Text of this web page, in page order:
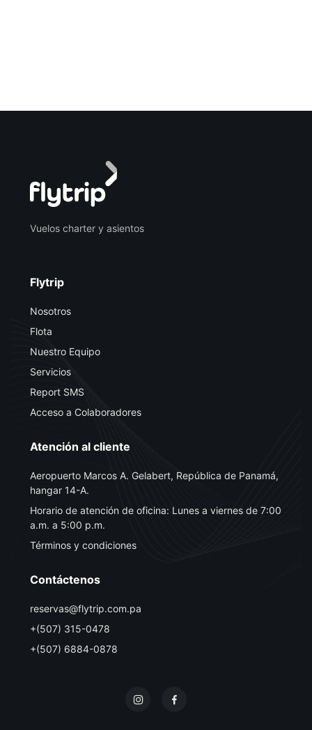
Vuelos charter y asientos
Flytrip
Nosotros
Flota
Nuestro Equipo
Servicios
Report SMS
Acceso a Colaboradores
Atención al cliente
Aeropuerto Marcos A. Gelabert, República de Panamá,
hangar 14-A.
Horario de atención de oficina: Lunes a viernes de 7:00
a.m. a 5:00 p.m.
Términos y condiciones
Contáctenos
reservas@flytrip.com.pa
+(507) 315-0478
+(507) 6884-0878